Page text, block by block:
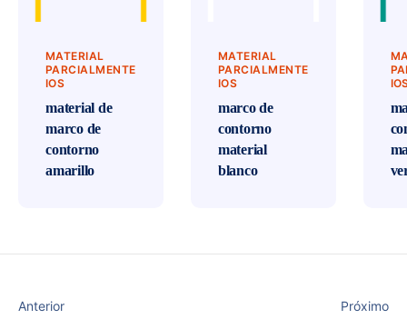
MATERIAL
PARCIALMENTE
IOS
material de
marco de
contorno
amarillo
MATERIAL
PARCIALMENTE
IOS
marco de
contorno
material
blanco
Anterior
Próximo